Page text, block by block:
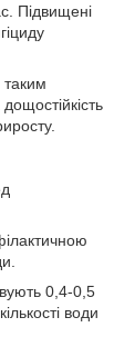
Підвищені
0,4-0,5
води